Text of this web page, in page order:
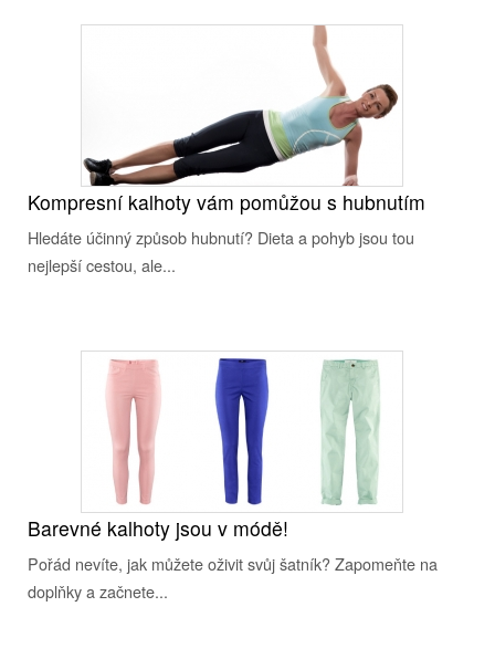
Kompresní kalhoty vám pomůžou s hubnutím
Hledáte účinný způsob hubnutí? Dieta a pohyb jsou tou
nejlepší cestou, ale...
Barevné kalhoty jsou v módě!
Pořád nevíte, jak můžete oživit svůj šatník? Zapomeňte na
doplňky a začnete...